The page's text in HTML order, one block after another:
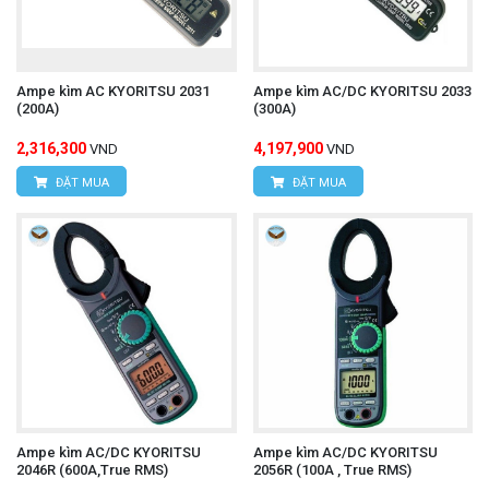
Ampe kìm AC KYORITSU 2031
(200A)
2,316,300 VND
ĐẶT MUA
Ampe kìm AC/DC KYORITSU 2033
(300A)
4,197,900 VND
ĐẶT MUA
Ampe kìm AC/DC KYORITSU
2046R (600A,True RMS)
Ampe kìm AC/DC KYORITSU
2056R (100A , True RMS)